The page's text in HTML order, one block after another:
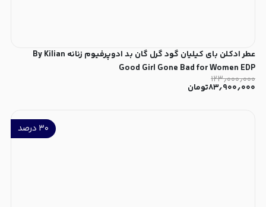
عطر ادکلن بای کیلیان گود گرل گان بد ادوپرفیوم زنانه By Kilian
Good Girl Gone Bad for Women EDP
۱۲۳٫۰۰۰٫۰۰۰
۸۳٫۹۰۰٫۰۰۰تومان
۳۰ درصد